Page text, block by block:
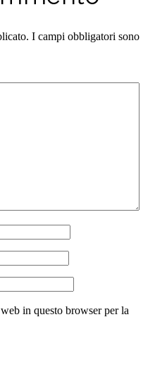
I campi obbligatori sono
in questo browser per la